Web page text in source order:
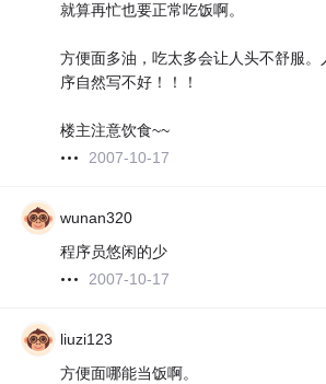
就算再忙也要正常吃饭啊。
方便面多油，吃太多会让人头不舒服。
序自然写不好！！！
楼主注意饮食~~
2007-10-17
wunan320
程序员悠闲的少
2007-10-17
liuzi123
方便面哪能当饭啊。